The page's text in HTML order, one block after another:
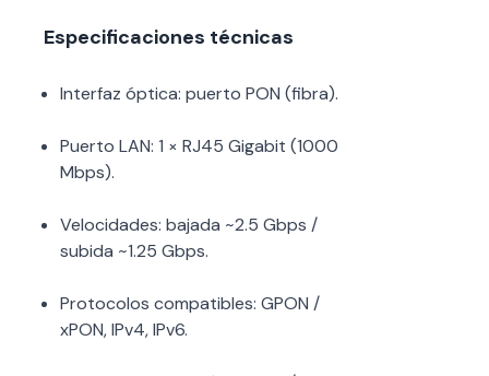
Especificaciones técnicas
Interfaz óptica: puerto PON (fibra).
Puerto LAN: 1 × RJ45 Gigabit (1000
Mbps).
Velocidades: bajada ~2.5 Gbps /
subida ~1.25 Gbps.
Protocolos compatibles: GPON /
xPON, IPv4, IPv6.